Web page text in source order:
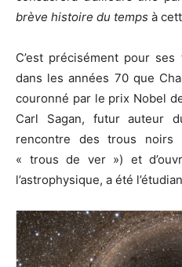
brève histoire du temps à
C’est précisément pour
dans les années 70 que
couronné par le prix Nobel
Carl Sagan, futur auteur
rencontre des trous noirs
« trous de ver ») et
l’astrophysique, a été